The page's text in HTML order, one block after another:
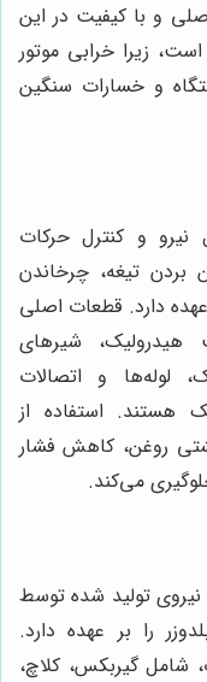
و با کیفیت در این
زیرا خرابی موتور
و خسارات سنگین
نیرو و کنترل حرکات
بردن تیغه، چرخاندن
عهده دارد. قطعات اصلی
شیرهای
لوله‌ها و اتصالات
هستند. استفاده از
روغن، کاهش فشار
می‌کند.
نیروی تولید شده توسط
را بر عهده دارد.
شامل گیربکس، کلاچ،